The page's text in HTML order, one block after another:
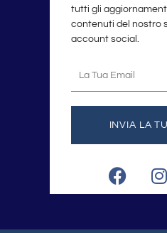
tutti gli
contenuti del nostro
account social.
INVIA LA
F
a
I
n